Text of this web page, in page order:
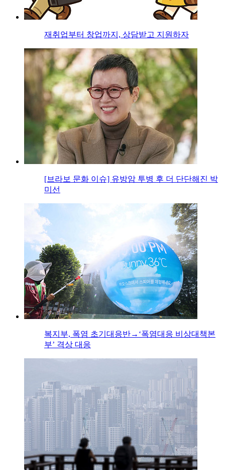
재취업부터 창업까지, 상담받고 지원하자
[브라보 문화 이슈] 유방암 투병 후 더 단단해진 박
미선
복지부, 폭염 초기대응반→‘폭염대응 비상대책본
부’ 격상 대응